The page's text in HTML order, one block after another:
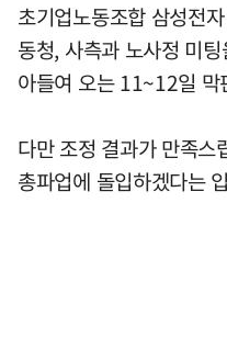
초기업노동조합 삼성전
동청, 사측과 노사정 미
아들여 오는 11~12일 막
다만 조정 결과가 만족
총파업에 돌입하겠다는